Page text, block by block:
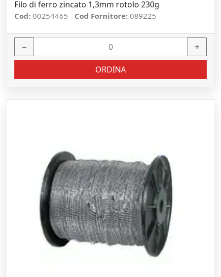
Filo di ferro zincato 1,3mm rotolo 230g
Cod: 00254465 Cod Fornitore: 089225
− +
ORDINA